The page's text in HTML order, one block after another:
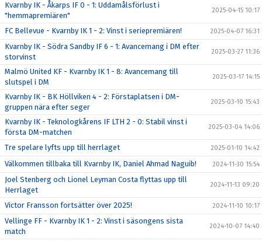
Kvarnby IK - Åkarps IF 0 - 1: Uddamålsförlust i
"hemmapremiären"
2025-04-15 10:17
FC Bellevue - Kvarnby IK 1 - 2: Vinst i seriepremiären! 2025-04-07 16:31
Kvarnby IK - Södra Sandby IF 6 - 1: Avancemang i DM efter
storvinst
2025-03-27 11:36
Malmö United KF - Kvarnby IK 1 - 8: Avancemang till
slutspel i DM
2025-03-17 14:15
Kvarnby IK - BK Höllviken 4 - 2: Förstaplatsen i DM-
gruppen nära efter seger
2025-03-10 15:43
Kvarnby IK - Teknologkårens IF LTH 2 - 0: Stabil vinst i
första DM-matchen
2025-03-04 14:06
Tre spelare lyfts upp till herrlaget 2025-01-10 14:42
Välkommen tillbaka till Kvarnby IK, Daniel Ahmad Naguib! 2024-11-30 15:54
Joel Stenberg och Lionel Leyman Costa flyttas upp till
Herrlaget
2024-11-13 09:20
Victor Fransson fortsätter över 2025! 2024-11-10 10:17
Vellinge FF - Kvarnby IK 1 - 2: Vinst i säsongens sista
match
2024-10-07 14:40